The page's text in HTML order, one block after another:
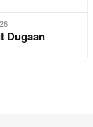
Dugaan